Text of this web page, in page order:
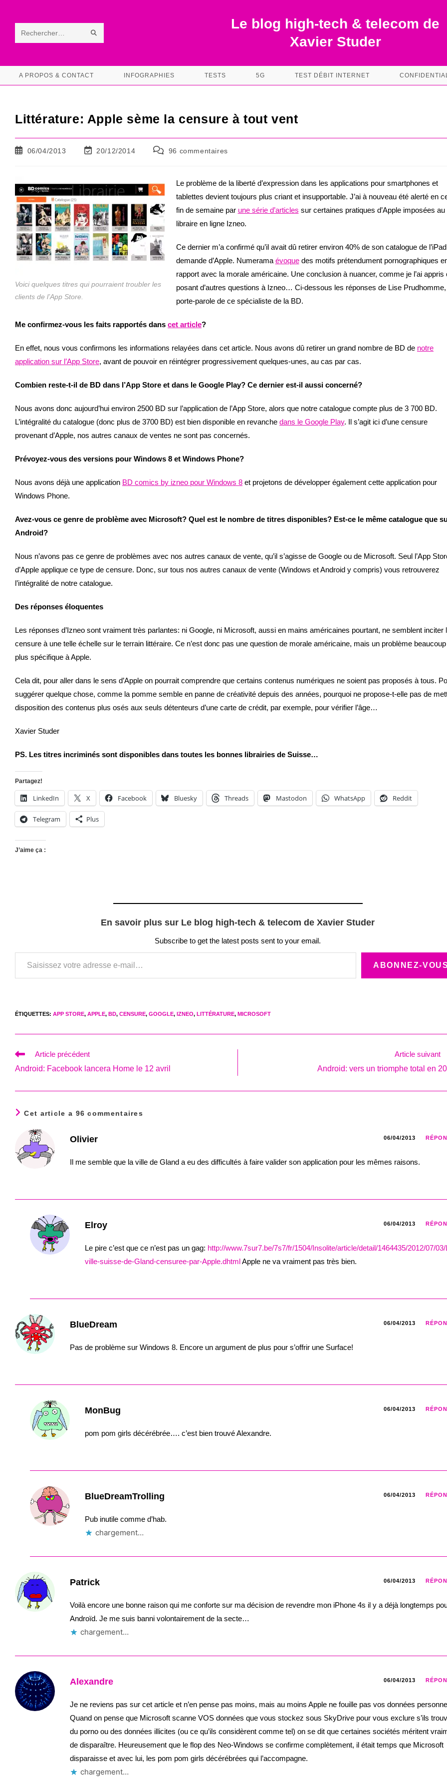
contentRechercher
ce RECHERCHE
Le blog high-tech & telecom de
Xavier Studer
A PROPOS & CONTACT INFOGRAPHIES TESTS 5G TEST DÉBIT INTERNET
Littérature: Apple sème la censure à tout vent
Publication
06/04/2013
Dernière
publication :
20/12/2014
Commentaires
96 commentaires
Voici quelques titres qui pourraient troubler les
clients de l’App Store.
Le problème de la liberté d’expression dans les applications pour smartphones et
tablettes devient toujours plus criant et insupportable. J’ai à nouveau été alerté en
fin de semaine par une série d’articles sur certaines pratiques d’Apple imposées au
libraire en ligne Izneo.
Ce dernier m’a confirmé qu’il avait dû retirer environ 40% de son catalogue de
demande d’Apple. Numerama évoquedes motifs prétendument pornographiques
rapport avec la morale américaine. Une conclusion à nuancer, comme je l’ai appris
posant d’autres questions à Izneo… Ci-dessous les réponses de Lise Prudhomme,
porte-parole de ce spécialiste de la BD.
Me confirmez-vous les faits rapportés dans cet article?
En effet, nous vous confirmons les informations relayées dans cet article. Nous avons dû retirer un grand nombre de BD de notre
application sur l’App Store, avant de pouvoir en réintégrer progressivement quelques-unes, au cas par cas.
Combien reste-t-il de BD dans l’App Store et dans le Google Play? Ce dernier est-il aussi concerné?
Nous avons donc aujourd’hui environ 2500 BD sur l’application de l’App Store, alors que notre catalogue compte plus de 3 700 BD.
L’intégralité du catalogue (donc plus de 3700 BD) est bien disponible en revanche dans le Google Play. Il s’agit ici d’une censure
provenant d’Apple, nos autres canaux de ventes ne sont pas concernés.
Prévoyez-vous des versions pour Windows 8 et Windows Phone?
Nous avons déjà une application BD comics by izneo pour Windows 8 et projetons de développer également cette application pour
Windows Phone.
Avez-vous ce genre de problème avec Microsoft? Quel est le nombre de titres disponibles? Est-ce le même catalogue que
Android?
Nous n’avons pas ce genre de problèmes avec nos autres canaux de vente, qu’il s’agisse de Google ou de Microsoft. Seul l’App
d’Apple applique ce type de censure. Donc, sur tous nos autres canaux de vente (Windows et Android y compris) vous retrouverez
l’intégralité de notre catalogue.
Des réponses éloquentes
Les réponses d’Izneo sont vraiment très parlantes: ni Google, ni Microsoft, aussi en mains américaines pourtant, ne semblent inciter
censure à une telle échelle sur le terrain littéraire. Ce n’est donc pas une question de morale américaine, mais un problème beaucoup
plus spécifique à Apple.
Cela dit, pour aller dans le sens d’Apple on pourrait comprendre que certains contenus numériques ne soient pas proposés à tous.
suggérer quelque chose, comme la pomme semble en panne de créativité depuis des années, pourquoi ne propose-t-elle pas de
disposition des contenus plus osés aux seuls détenteurs d’une carte de crédit, par exemple, pour vérifier l’âge…
Xavier Studer
PS. Les titres incriminés sont disponibles dans toutes les bonnes librairies de Suisse…
Partagez!
LinkedIn X Facebook Bluesky Threads Mastodon WhatsApp Reddit
Telegram Plus
J’aime ça :
En savoir plus sur Le blog high-tech & telecom de Xavier Studer
Subscribe to get the latest posts sent to your email.
Saisissez votre adresse e-mail…
ABONNEZ-VOUS
ÉTIQUETTES: APP STORE, APPLE, BD, CENSURE, GOOGLE, IZNEO, LITTÉRATURE, MICROSOFT
Read
articles
Article précédent
Android: Facebook lancera Home le 12 avril
Article suivant
Android: vers un triomphe total en
Cet article a 96 commentaires
Olivier 06/04/2013
Il me semble que la ville de Gland a eu des difficultés à faire valider son application pour les mêmes raisons.
Elroy 06/04/2013
Le pire c’est que ce n’est pas un gag: http://www.7sur7.be/7s7/fr/1504/Insolite/article/detail/1464435/2012/07/
ville-suisse-de-Gland-censuree-par-Apple.dhtmlApple ne va vraiment pas très bien.
BlueDream 06/04/2013
Pas de problème sur Windows 8. Encore un argument de plus pour s’offrir une Surface!
MonBug 06/04/2013
pom pom girls décérébrée…. c’est bien trouvé Alexandre.
BlueDreamTrolling 06/04/2013
Pub inutile comme d’hab.
chargement…
Patrick 06/04/2013
Voilà encore une bonne raison qui me conforte sur ma décision de revendre mon iPhone 4s il y a déjà longtemps
Androïd. Je me suis banni volontairement de la secte…
chargement…
Alexandre 06/04/2013
Je ne reviens pas sur cet article et n’en pense pas moins, mais au moins Apple ne fouille pas vos données
Quand on pense que Microsoft scanne VOS données que vous stockez sous SkyDrive pour vous exclure s’ils
du porno ou des données illicites (ou ce qu’ils considèrent comme tel) on se dit que certaines sociétés méritent
de disparaître. Heureusement que le flop des Neo-Windows se confirme complètement, il était temps que Microsoft
disparaisse et avec lui, les pom pom girls décérébrées qui l’accompagne.
chargement…